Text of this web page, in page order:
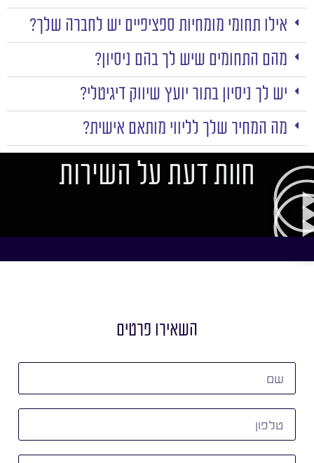
אילו תחומי מומחיות ספציפיים יש לחברה שלך?
מהם התחומים שיש לך בהם ניסיון?
יש לך ניסיון בתור יועץ שיווק דיגיטלי?
מה המחיר שלך לליווי מותאם אישית?
חוות דעת על השירות
השאירו פרטים